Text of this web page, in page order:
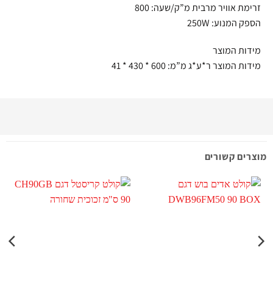
זרימת אוויר מרבית מ”ק/שעה: 800
הספק המנוע: 250W
מידות המוצר
מידות המוצר ר*ע*ג מ”מ: 600 * 430 * 41
מוצרים קשורים